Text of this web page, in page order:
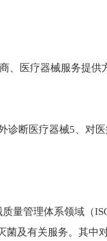
医疗器械服务提
断医疗器械5、对
量管理体系领域（
及有关服务。其